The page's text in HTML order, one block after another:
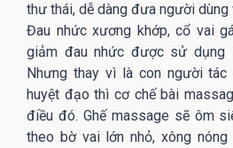
thư thái, dễ dàng đưa người dùng
Đau nhức xương khớp, cổ vai
giảm đau nhức được sử dụng
Nhưng thay vì là con người
huyệt đạo thì cơ chế bài
điều đó. Ghế massage sẽ ôm
theo bờ vai lớn nhỏ, xông